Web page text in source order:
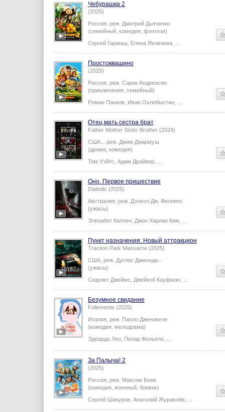
Чебурашка 2
(2025)
Россия, реж. Дмитрий Дьяченко
(семейный, комедия, фэнтези)
Сергей Гармаш
Елена Яковлева
Простоквашино
(2025)
Россия, реж. Сарик Андреасян
(приключения, семейный)
Роман Панков Иван Охлобыстин
Отец мать сестра брат
Father Mother Sister Brother (2024)
США... реж. Джим Джармуш
(драма, комедия)
Том Уэйтс Адам Драйвер
Оно. Первое пришествие
Diabolic (2025)
Австралия, реж. Дэниэл Дж. Филлипс
(ужасы)
Элизабет Каллен Джон Харлан Ким
Пункт назначения: Новый аттракцион
Traction Park Massacre (2025)
США, реж. Дуглас Димонда
(ужасы)
Скарлет Джеймс
Джейкоб Кауфман
Безумное свидание
Follemente (2025)
Италия, реж. Паоло Дженовезе
(комедия, мелодрама)
Эдоардо Лео Пилар Фольяти
За Палыча! 2
(2025)
Россия, реж. Максим Боев
(комедия, военный, боевик)
Сергей Шакуров Анатолий Журавлёв